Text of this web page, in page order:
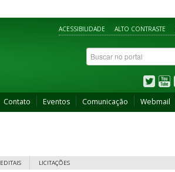
ACESSIBILIDADE ALTO CONTRASTE
Contato Eventos Comunicação Webmail
EDITAIS LICITAÇÕES